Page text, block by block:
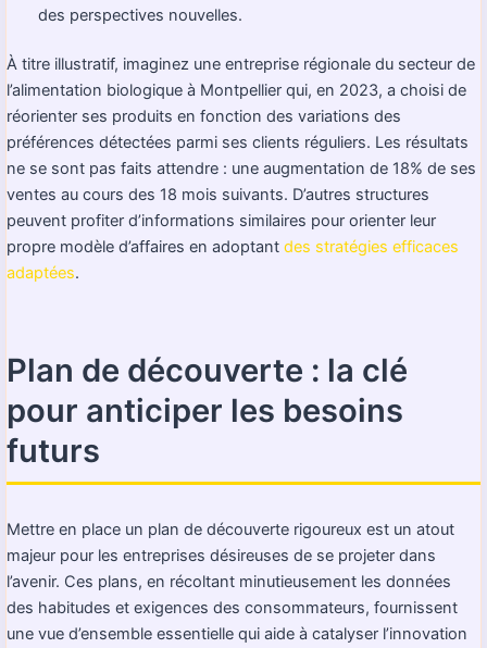
des perspectives nouvelles.
À titre illustratif, imaginez une entreprise régionale du secteur de
l’alimentation biologique à Montpellier qui, en 2023, a choisi de
réorienter ses produits en fonction des variations des
préférences détectées parmi ses clients réguliers. Les résultats
ne se sont pas faits attendre : une augmentation de 18% de ses
ventes au cours des 18 mois suivants. D’autres structures
peuvent profiter d’informations similaires pour orienter leur
propre modèle d’affaires en adoptant des stratégies efficaces
adaptées.
Plan de découverte : la clé
pour anticiper les besoins
futurs
Mettre en place un plan de découverte rigoureux est un atout
majeur pour les entreprises désireuses de se projeter dans
l’avenir. Ces plans, en récoltant minutieusement les données
des habitudes et exigences des consommateurs, fournissent
une vue d’ensemble essentielle qui aide à catalyser l’innovation